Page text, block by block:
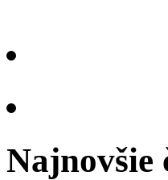
Najnovšie